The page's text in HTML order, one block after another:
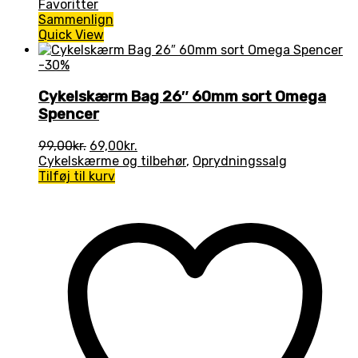
Favoritter
Sammenlign
Quick View
-30%
Cykelskærm Bag 26″ 60mm sort Omega
Spencer
99,00kr. Den
oprindelige
pris
69,00kr.
aktuelle
Cykelskærme og tilbehør, Oprydningssalg
Tilføj til kurv